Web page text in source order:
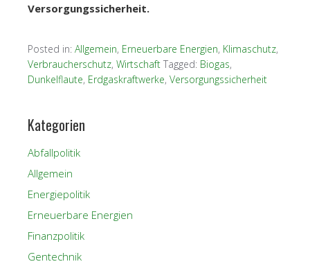
Versorgungssicherheit.
Posted in: Allgemein, Erneuerbare Energien, Klimaschutz,
Verbraucherschutz, Wirtschaft Tagged: Biogas,
Dunkelflaute, Erdgaskraftwerke, Versorgungssicherheit
Kategorien
Abfallpolitik
Allgemein
Energiepolitik
Erneuerbare Energien
Finanzpolitik
Gentechnik